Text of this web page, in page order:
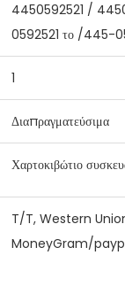
4450592521 /
0592521 το /445-
1
Διαπραγματεύσιμα
Χαρτοκιβώτιο
T/T, Western
MoneyGram/